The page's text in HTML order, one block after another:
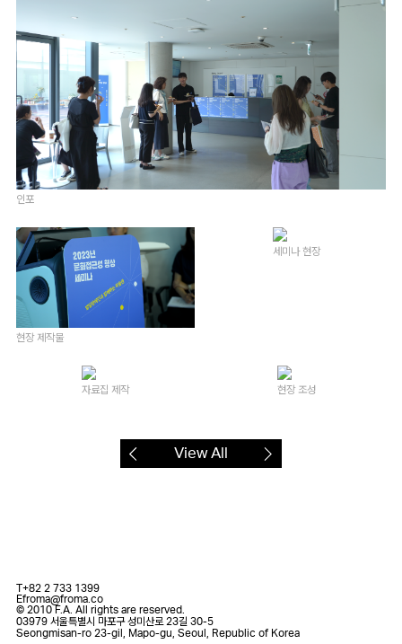
인포
현장 제작물
세미나 현장
자료집 제작 현장 조성
View All
03979 서울특별시 마포구 성미산로 23길 30-5
Seongmisan-ro 23-gil, Mapo-gu, Seoul, Republic of Korea
T+82 2 733 1399
Efroma@froma.co
© 2010 F.A. All rights are reserved.